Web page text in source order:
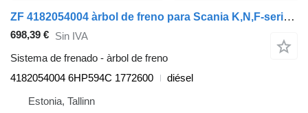
ZF 4182054004 àrbol de freno para Scania K,N,F-series bus (2006-) autobús
698,39 € Sin IVA
Sistema de frenado - àrbol de freno
4182054004 6HP594C 1772600
diésel
Estonia, Tallinn